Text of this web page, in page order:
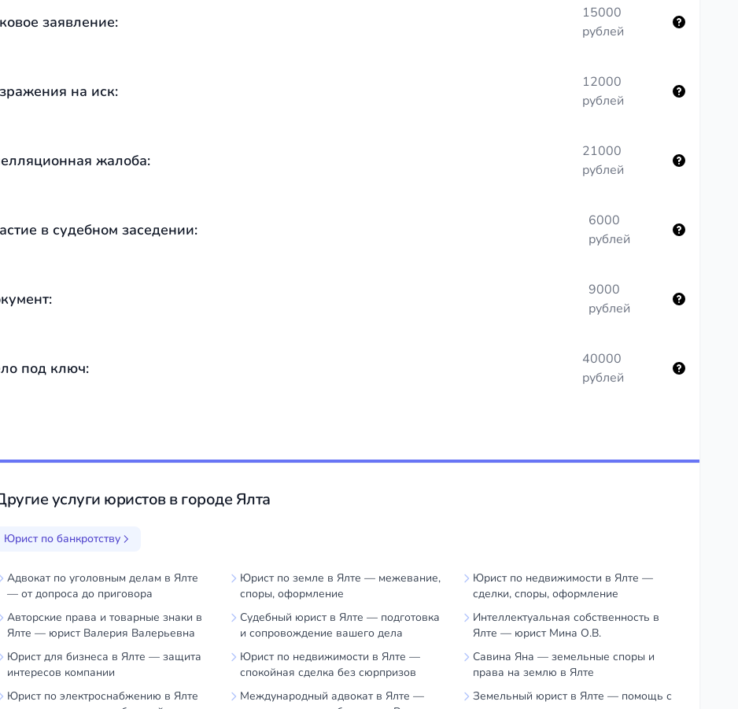
заявление:
15000
рублей
на иск:
12000
рублей
жалоба:
21000
рублей
в судебном заседении:
6000
рублей
9000
рублей
под ключ:
40000
рублей
услуги юристов в городе Ялта
Юрист по банкротству
Адвокат по уголовным делам в Ялте
— от допроса до приговора
Юрист по земле в Ялте — межевание,
споры, оформление
Юрист по недвижимости в Ялте —
сделки, споры, оформление
Авторские права и товарные знаки в
Ялте — юрист Валерия Валерьевна
Судебный юрист в Ялте — подготовка
и сопровождение вашего дела
Интеллектуальная собственность в
Ялте — юрист Мина О.В.
Юрист для бизнеса в Ялте — защита
интересов компании
Юрист по недвижимости в Ялте —
спокойная сделка без сюрпризов
Савина Яна — земельные споры и
права на землю в Ялте
Юрист по электроснабжению в Ялте
Международный адвокат в Ялте —
Земельный юрист в Ялте — помощь с